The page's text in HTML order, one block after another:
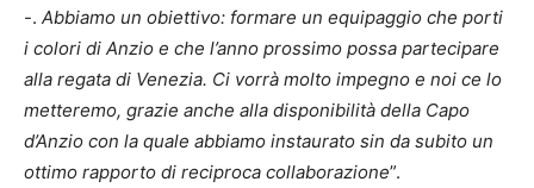
-. Abbiamo un obiettivo: formare un equipaggio che porti
i colori di Anzio e che l’anno prossimo possa partecipare
alla regata di Venezia. Ci vorrà molto impegno e noi ce lo
metteremo, grazie anche alla disponibilità della Capo
d’Anzio con la quale abbiamo instaurato sin da subito un
ottimo rapporto di reciproca collaborazione”.